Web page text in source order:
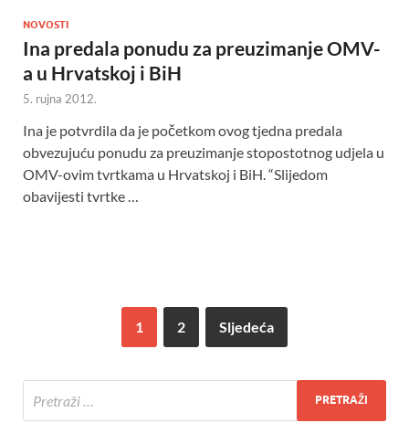
NOVOSTI
Ina predala ponudu za preuzimanje OMV-
a u Hrvatskoj i BiH
5. rujna 2012.
Ina je potvrdila da je početkom ovog tjedna predala
obvezujuću ponudu za preuzimanje stopostotnog udjela u
OMV-ovim tvrtkama u Hrvatskoj i BiH. “Slijedom
obavijesti tvrtke …
1 2 Sljedeća